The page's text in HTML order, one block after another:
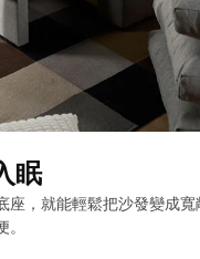
眠
座，就能輕鬆把沙發變成寬